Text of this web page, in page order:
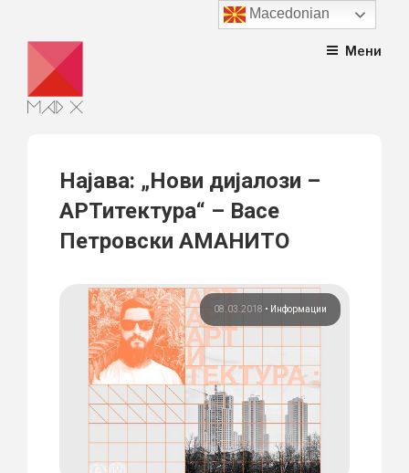
content
Мени
Најава: „Нови дијалози –
АРТитектура“ – Васе
Петровски АМАНИТО
08.03.2018 • Информации
Macedonian